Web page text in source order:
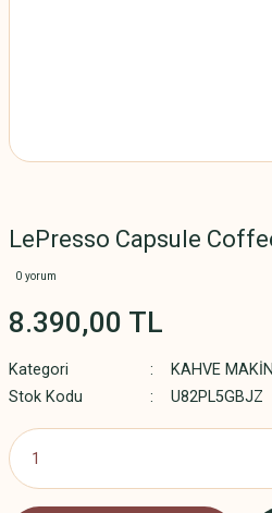
LePresso Capsule
0 yorum
8.390,00 TL
Kategori
KAHVE
Stok Kodu
U82PL5GBJZ